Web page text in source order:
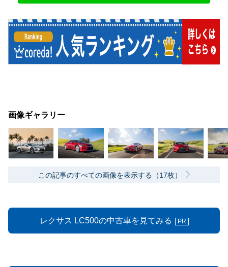
画像ギャラリー
この記事のすべての画像を表示する（17枚）
レクサス LC500の中古車を見てみる PR